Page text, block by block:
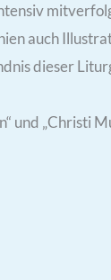
auch
dieser
und „Christi